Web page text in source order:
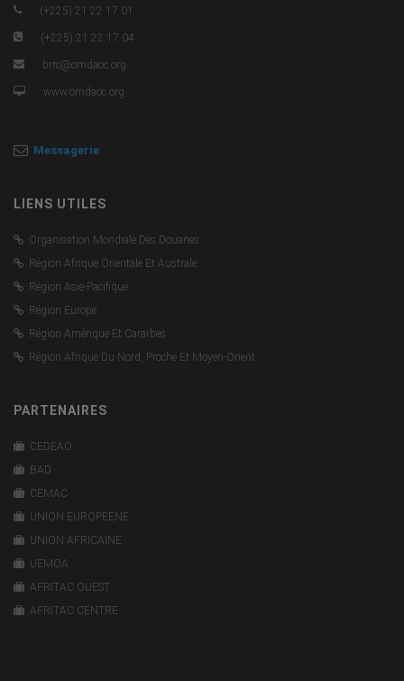
(+225) 21 22 17 01
(+225) 21 22 17 04
brrc@omdaoc.org
www.omdaoc.org
Messagerie
LIENS UTILES
Organisation Mondiale Des Douanes
Région Afrique Orientale Et Australe
Région Asie-Pacifique
Région Europe
Région Amérique Et Caraïbes
Région Afrique Du Nord, Proche Et Moyen-Orient
PARTENAIRES
CEDEAO
BAD
CEMAC
UNION EUROPEENE
UNION AFRICAINE
UEMOA
AFRITAC OUEST
AFRITAC CENTRE